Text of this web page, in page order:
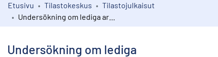
Kokoelmat
Etusivu Tilastokeskus
Tilastojulkaisut
Undersökning om lediga